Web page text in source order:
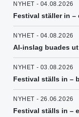
NYHET - 04.08.2026
Festival ställer in –
NYHET - 04.08.2026
AI-inslag buades
NYHET - 03.08.2026
Festival ställs in –
NYHET - 26.06.2026
Festival ställs in –